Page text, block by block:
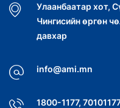
Улаанбаатар хот,
Чингисийн өргөн
давхар
info@ami.mn
1800-1177,